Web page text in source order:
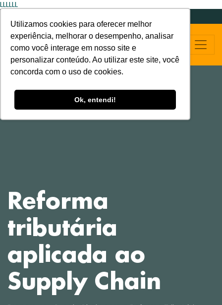
Utilizamos cookies para oferecer melhor
experiência, melhorar o desempenho, analisar
como você interage em nosso site e
personalizar conteúdo. Ao utilizar este site, você
concorda com o uso de cookies.
Ok, entendi!
LLLLLL